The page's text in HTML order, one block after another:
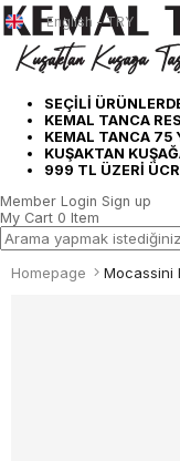
SEÇİLİ
KEMAL TANCA
KEMAL TANCA 75
KUŞAKTAN
999 TL ÜZERİ
English - TRY
Member Login Sign up
My Cart 0 Item
Homepage